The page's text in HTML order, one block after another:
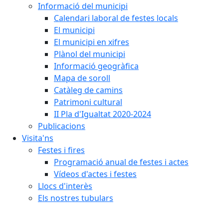
Informació del municipi
Calendari laboral de festes locals
El municipi
El municipi en xifres
Plànol del municipi
Informació geogràfica
Mapa de soroll
Catàleg de camins
Patrimoni cultural
II Pla d'Igualtat 2020-2024
Publicacions
Visita'ns
Festes i fires
Programació anual de festes i actes
Vídeos d'actes i festes
Llocs d'interès
Els nostres tubulars